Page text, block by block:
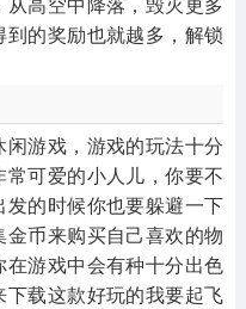
的奖励也就越多，解锁
游戏，游戏的玩法十分
可爱的小人儿，你要不
的时候你也要躲避一下
币来购买自己喜欢的物
游戏中会有种十分出色
载这款好玩的我要起飞